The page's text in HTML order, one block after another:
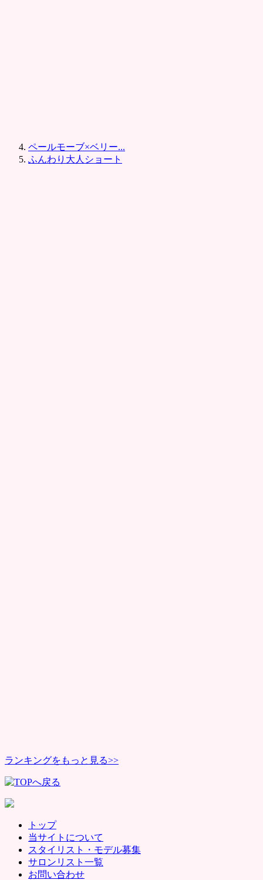
ペールモーブ×ベリー...
ふんわり大人ショート
ランキングをもっと見る>>
トップ
当サイトについて
スタイリスト・モデル募集
サロンリスト一覧
お問い合わせ